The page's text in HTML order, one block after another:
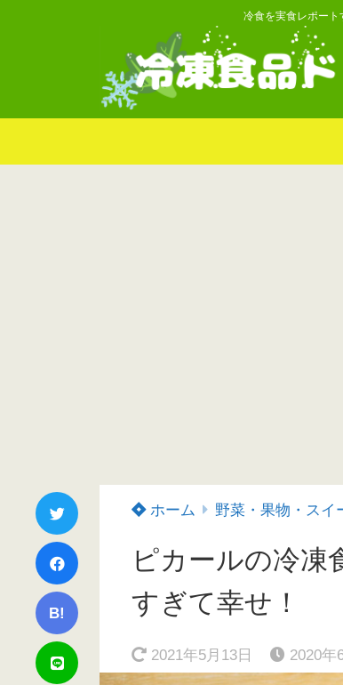
冷食を実食レポート
B!
ホーム 野菜・果物・スイ
ピカールの冷凍
すぎて幸せ！
2021年5月13日 2020年